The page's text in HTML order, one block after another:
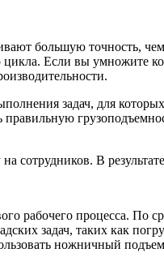
большую точность,
Если вы умножите
задач, для
сотрудников. В
рабочего процесса.
задач, таких как
ножничный